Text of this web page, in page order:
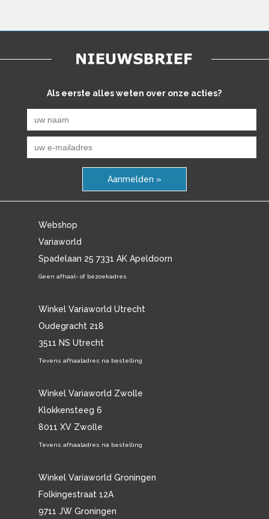
Als eerste alles weten over onze acties?
Aanmelden »
Webshop
Variaworld
Spadelaan 25 7331 AK Apeldoorn
Geen afhaal- of bezoekadres
Winkel Variaworld Utrecht
Oudegracht 218
3511 NS Utrecht
Tevens afhaaladres na bestelling
Winkel Variaworld Zwolle
Klokkensteeg 6
8011 XV Zwolle
Tevens afhaaladres na bestelling
Winkel Variaworld Groningen
Folkingestraat 12A
9711 JW Groningen